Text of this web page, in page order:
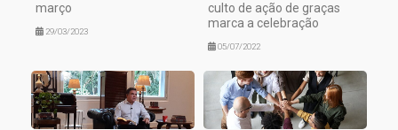
março
29/03/2023
culto de ação de graças
marca a celebração
05/07/2022